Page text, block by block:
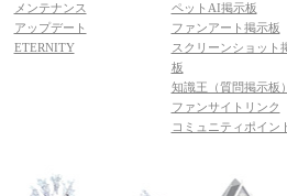
メンテナンス
アップデート
ETERNITY
ペットAI掲示板
ファンアート掲示板
スクリーンショット
板
知識王（質問掲示板）
ファンサイトリンク
コミュニティポイン